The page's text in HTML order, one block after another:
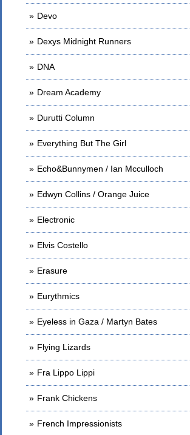
Devo
Dexys Midnight Runners
DNA
Dream Academy
Durutti Column
Everything But The Girl
Echo&Bunnymen / Ian Mcculloch
Edwyn Collins / Orange Juice
Electronic
Elvis Costello
Erasure
Eurythmics
Eyeless in Gaza / Martyn Bates
Flying Lizards
Fra Lippo Lippi
Frank Chickens
French Impressionists